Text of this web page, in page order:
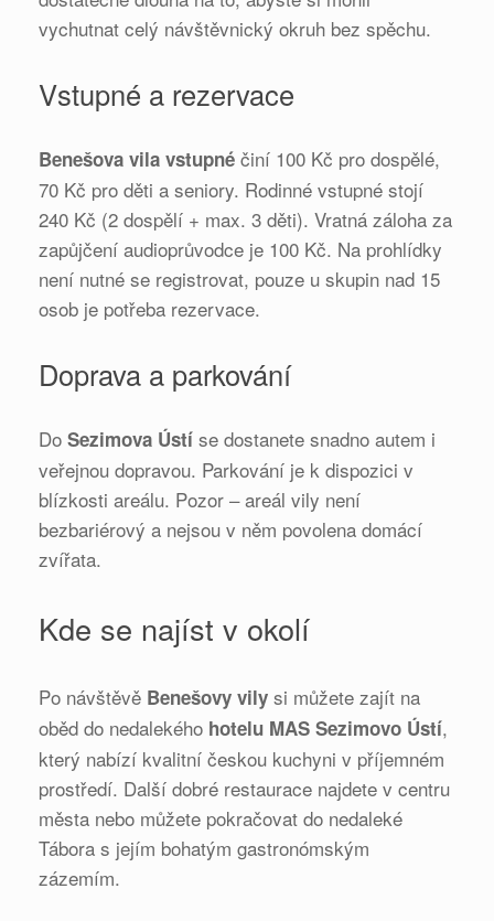
vychutnat celý návštěvnický okruh bez spěchu.
Vstupné a rezervace
Benešova vila vstupné činí 100 Kč pro dospělé,
70 Kč pro děti a seniory. Rodinné vstupné stojí
240 Kč (2 dospělí + max. 3 děti). Vratná záloha za
zapůjčení audioprůvodce je 100 Kč. Na prohlídky
není nutné se registrovat, pouze u skupin nad 15
osob je potřeba rezervace.
Doprava a parkování
Do Sezimova Ústí se dostanete snadno autem i
veřejnou dopravou. Parkování je k dispozici v
blízkosti areálu. Pozor – areál vily není
bezbariérový a nejsou v něm povolena domácí
zvířata.
Kde se najíst v okolí
Po návštěvě Benešovy vily si můžete zajít na
oběd do nedalekého hotelu MAS Sezimovo Ústí,
který nabízí kvalitní českou kuchyni v příjemném
prostředí. Další dobré restaurace najdete v centru
města nebo můžete pokračovat do nedaleké
Tábora s jejím bohatým gastronómským
zázemím.